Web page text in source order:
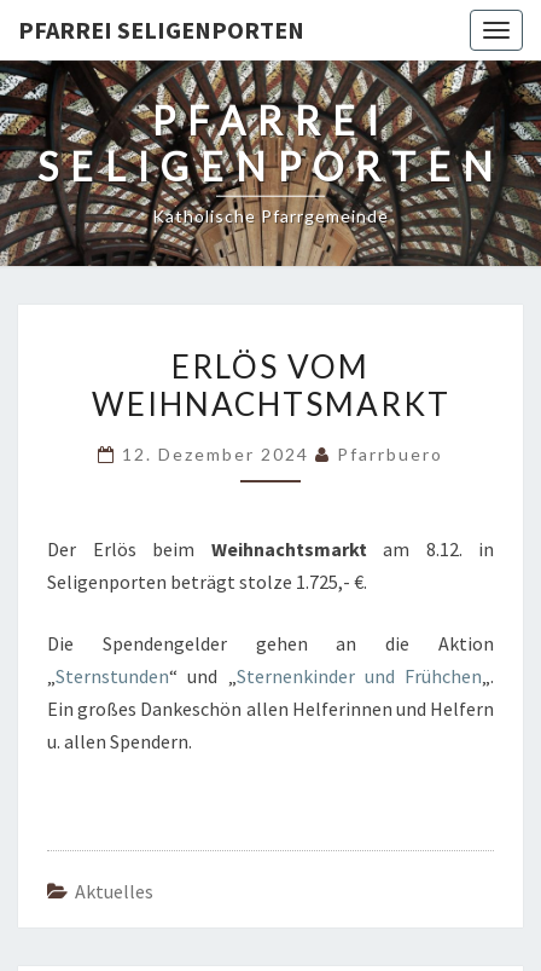
PFARREI SELIGENPORTEN
PFARREI
SELIGENPORTEN
Katholische Pfarrgemeinde
VOM
WEIHNACHTSMARKT
ERLÖS VOM
WEIHNACHTSMARKT
12. Dezember 2024 Pfarrbuero
Der Erlös beim Weihnachtsmarkt am 8.12. in
Seligenporten beträgt stolze 1.725,- €.
Die Spendengelder gehen an die Aktion
„Sternstunden“ und „Sternenkinder und Frühchen„.
Ein großes Dankeschön allen Helferinnen und Helfern
u. allen Spendern.
Aktuelles